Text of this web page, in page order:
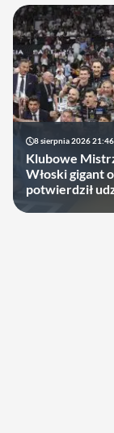
8 sierpnia 2026 21:46
Klubowe
Włoski gigant
potwierdził